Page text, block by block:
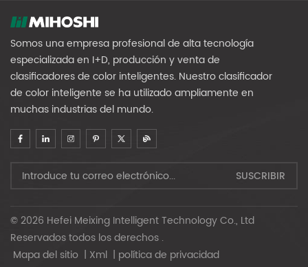
Somos una empresa profesional de alta tecnología
especializada en I+D, producción y venta de
clasificadores de color inteligentes. Nuestro clasificador
de color inteligente se ha utilizado ampliamente en
muchas industrias del mundo.
© 2026 Hefei Meixing Intelligent Technology Co., Ltd
Reservados todos los derechos .
Mapa del sitio | Xml | política de privacidad